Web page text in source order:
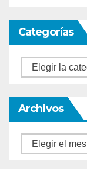
Categorías
Categorías
Archivos
Archivos